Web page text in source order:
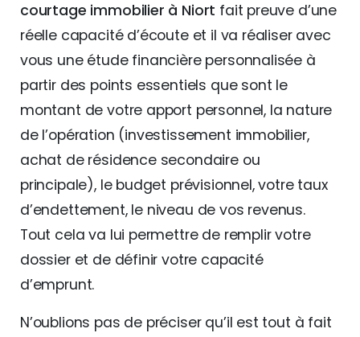
courtage immobilier à Niort fait preuve d’une
réelle capacité d’écoute et il va réaliser avec
vous une étude financière personnalisée à
partir des points essentiels que sont le
montant de votre apport personnel, la nature
de l’opération (investissement immobilier,
achat de résidence secondaire ou
principale), le budget prévisionnel, votre taux
d’endettement, le niveau de vos revenus.
Tout cela va lui permettre de remplir votre
dossier et de définir votre capacité
d’emprunt.
N’oublions pas de préciser qu’il est tout à fait